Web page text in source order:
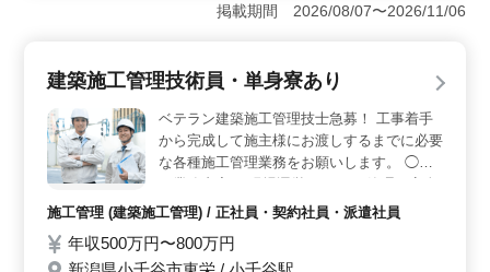
スを通じて深い知識と経験をさらに積むことができま
代を積極的に受け入れています。 ＜充実した休暇制
す。さらに、夏季休暇、年末年始、ゴールデンウィーク
といった長期休暇も設けられています。仕事と私生活の
バランスを取りやすく、長期的に健康的な勤務が可能で
す。
掲載期間 2026/08/07〜2026/11/06
建築施工管理技術員・単身寮あり
ベテラン建築施工管理技士急募！ 工事着手
から完成して施主様にお渡しするまでに必要
な各種施工管理業務をお願いします。 ◯主
な業務内容 ・現場運営 ・コスト管理、安全
管理、品質管理 ・職人、資材の手配 ・施工
※冬季は道路の除雪管理業務を担当する場合
施工管理 (建築施工管理) / 正社員・契約社員・派遣社員
年収500万円〜800万円